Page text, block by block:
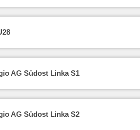
AG Südost Linka S1
AG Südost Linka S2